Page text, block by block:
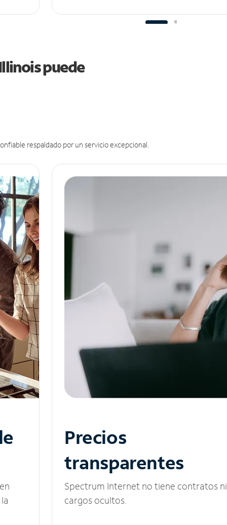
puede
respaldado por un servicio excepcional.
Precios
transparentes
Spectrum Internet no tiene contratos ni
cargos ocultos.